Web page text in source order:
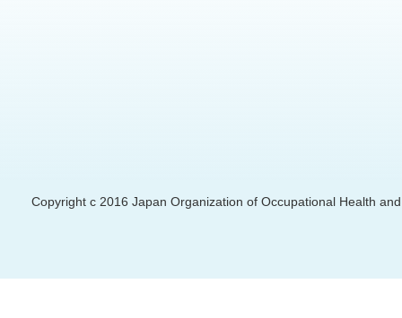
Copyright c 2016 Japan Organization of Occupational Health